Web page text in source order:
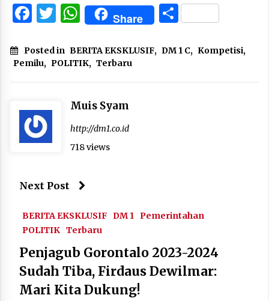
Facebook
Twitter
WhatsApp
Share Share
Posted in BERITA EKSKLUSIF, DM 1 C, Kompetisi,
Pemilu, POLITIK, Terbaru
Muis Syam
http://dm1.co.id
718 views
Next Post
BERITA EKSKLUSIF DM 1 Pemerintahan
POLITIK Terbaru
Penjagub Gorontalo 2023-2024
Sudah Tiba, Firdaus Dewilmar:
Mari Kita Dukung!